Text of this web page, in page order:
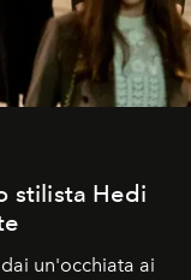
stilista Hedi
un'occhiata ai